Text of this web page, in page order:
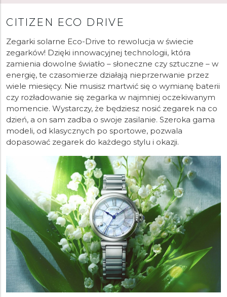
CITIZEN ECO DRIVE
Zegarki solarne Eco-Drive to rewolucja w świecie
zegarków! Dzięki innowacyjnej technologii, która
zamienia dowolne światło – słoneczne czy sztuczne – w
energię, te czasomierze działają nieprzerwanie przez
wiele miesięcy. Nie musisz martwić się o wymianę baterii
czy rozładowanie się zegarka w najmniej oczekiwanym
momencie. Wystarczy, że będziesz nosić zegarek na co
dzień, a on sam zadba o swoje zasilanie. Szeroka gama
modeli, od klasycznych po sportowe, pozwala
dopasować zegarek do każdego stylu i okazji.